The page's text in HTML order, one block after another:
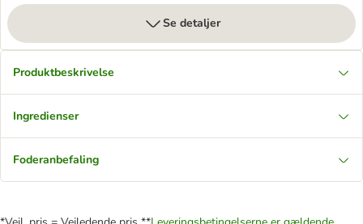
Se detaljer
Produktbeskrivelse
Ingredienser
Foderanbefaling